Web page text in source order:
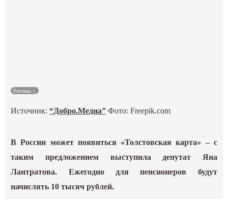
Спецпроекты
Реклама
Источник:“Добро.Медиа” Фото: Freepik.com
В России может появиться «Толстовская карта» – с
таким предложением выступила депутат Яна
Лантратова. Ежегодно для пенсионеров будут
начислять 10 тысяч рублей.